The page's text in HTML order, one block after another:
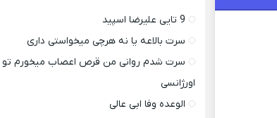
9 تایی علیرضا اسپید
سرت بالاعه یا نه هرچی میخواستی داری
سرت شدم روانی من قرص اعصاب میخورم تو
اورژانسی
الوعده وفا ابی عالی